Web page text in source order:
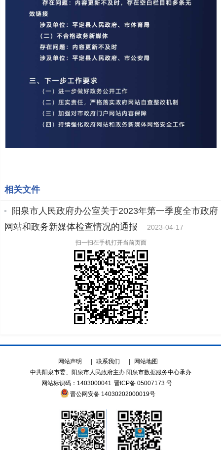
相关文件
阳泉市人民政府办公室关于2023年第一季度全市政府
网站和政务新媒体检查情况的通报
2023-04-17
扫一扫在手机打开当前页面
网站声明 | 联系我们 |
网站地图
中共阳泉市委、阳泉市人民政府主办 阳泉市数据服务中心承办
网站标识码：1403000041 晋ICP备 05007173 号
晋公网安备 14030202000019号